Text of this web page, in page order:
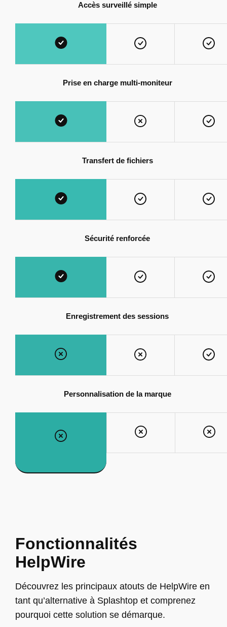
Accès surveillé simple
Prise en charge multi-moniteur
Transfert de fichiers
Sécurité renforcée
Enregistrement des sessions
Personnalisation de la marque
Fonctionnalités
HelpWire
Découvrez les principaux atouts de HelpWire en
tant qu’alternative à Splashtop et comprenez
pourquoi cette solution se démarque.